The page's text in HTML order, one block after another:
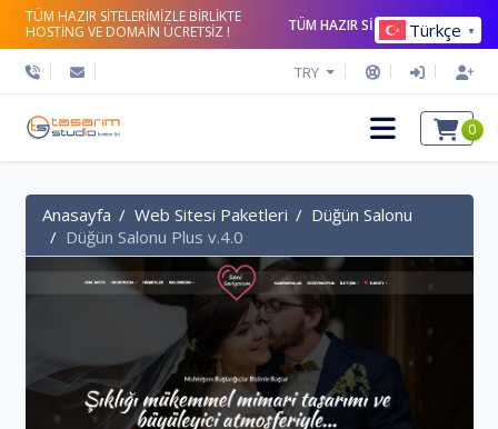
TÜM HAZIR SİTELERİMİZLE BİRLİKTE
HOSTİNG VE DOMAİN ÜCRETSİZ !
TÜM HAZIR SİTELERİ İNCELE
TRY
0
Anasayfa Web Sitesi Paketleri
Düğün Salonu
Düğün Salonu Plus v.4.0
Türkçe ▼